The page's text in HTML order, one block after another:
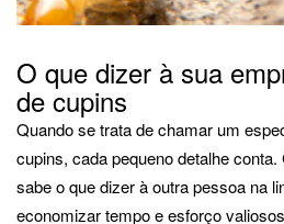
O que dizer à sua
de cupins
Quando se trata de chamar um
cupins, cada pequeno detalhe
sabe o que dizer à outra pessoa na
economizar tempo e esforço